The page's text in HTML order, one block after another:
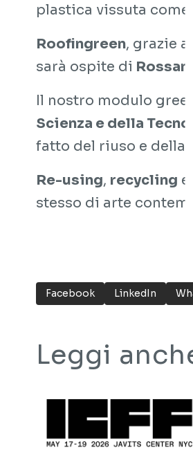
plastica vissuta come
Roofingreen, grazie
sarà ospite di
Il nostro modulo
Scienza e della
fatto del riuso e della
Re-using, recycling e
stesso di arte
Facebook LinkedIn
Leggi